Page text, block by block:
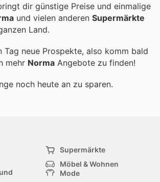
dir günstige Preise und einmalige
und vielen anderen Supermärkte
Land.
Tag neue Prospekte, also komm bald
mehr Norma Angebote zu finden!
noch heute an zu sparen.
Supermärkte
Möbel & Wohnen
Mode